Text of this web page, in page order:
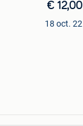
€ 12,00
18 oct. 22